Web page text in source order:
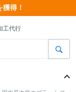
得！
工代行